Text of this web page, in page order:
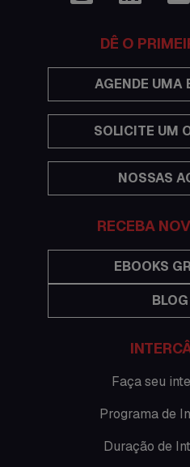
Economia
Estudar no exterior
Eventos
Histórias de
Hospedagem
Imigração Austrália
Informações gerais
Intercâmbio de férias
Minhas histórias na
Nova Zelândia
DÊ O
AGENDE UMA
SOLICITE UM
NOSSAS
RECEBA
EBOOKS
Faça seu
Programa de
Duração de